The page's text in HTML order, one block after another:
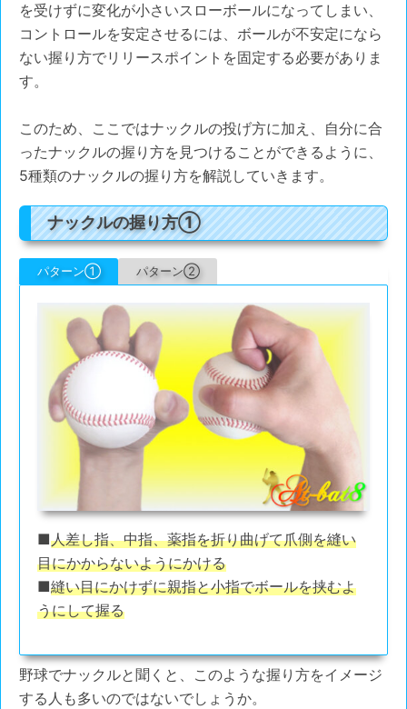
を受けずに変化が小さいスローボールになってしまい、
コントロールを安定させるには、ボールが不安定になら
ない握り方でリリースポイントを固定する必要がありま
す。
このため、ここではナックルの投げ方に加え、自分に合
ったナックルの握り方を見つけることができるように、
5種類のナックルの握り方を解説していきます。
ナックルの握り方①
パターン① パターン②
■人差し指、中指、薬指を折り曲げて爪側を縫い
目にかからないようにかける
■縫い目にかけずに親指と小指でボールを挟むよ
うにして握る
野球でナックルと聞くと、このような握り方をイメージ
する人も多いのではないでしょうか。